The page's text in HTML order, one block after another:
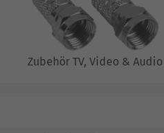
Zubehör TV, Video & Audio